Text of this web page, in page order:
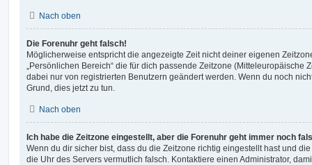
Nach oben
Die Forenuhr geht falsch!
Möglicherweise entspricht die angezeigte Zeit nicht deiner eigenen
„Persönlichen Bereich“ die für dich passende Zeitzone (Mitteleuropäische
dabei nur von registrierten Benutzern geändert werden. Wenn du noch
Grund, dies jetzt zu tun.
Nach oben
Ich habe die Zeitzone eingestellt, aber die Forenuhr geht immer noch
Wenn du dir sicher bist, dass du die Zeitzone richtig eingestellt hast und
die Uhr des Servers vermutlich falsch. Kontaktiere einen Administrator,